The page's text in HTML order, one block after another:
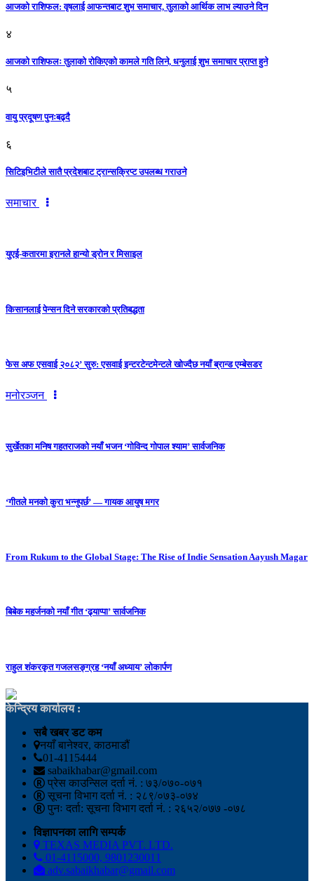
आजकाे राशिफल: वृषलाई आफन्तबाट शुभ समाचार, तुलाकाे आर्थिक लाभ ल्याउने दिन
४
आजको राशिफलः तुलाकाे रोकिएको कामले गति लिने, धनुलाई शुभ समाचार प्राप्त हुने
५
वायु प्रदूषण पुनःबढ्दै
६
सिटिइभिटीले सातै प्रदेशबाट ट्रान्सक्रिप्ट उपलब्ध गराउने
समाचार
युएई-कतारमा इरानले हान्यो ड्रोन र मिसाइल
किसानलाई पेन्सन दिने सरकारको प्रतिबद्धता
फेस अफ एसवाई २०८२’ सुरु: एसवाई इन्टरटेन्टमेन्टले खोज्दैछ नयाँ ब्रान्ड एम्बेसडर
मनोरञ्जन
सुर्खेतका मनिष गहतराजको नयाँ भजन ‘गोविन्द गोपाल श्याम’ सार्वजनिक
‘गीतले मनको कुरा भन्नुपर्छ’ — गायक आयुष मगर
From Rukum to the Global Stage: The Rise of Indie Sensation Aayush Magar
बिबेक महर्जनको नयाँ गीत ‘ढ्याप्पा’ सार्वजनिक
राहुल शंकरकृत गजलसङ्ग्रह ‘नयाँ अध्याय’ लोकार्पण
केन्द्रिय कार्यालय :
सबै खबर डट कम
नयाँ बानेश्वर, काठमाडौं
01-4115444
sabaikhabar@gmail.com
प्रेस काउन्सिल दर्ता नं. : ७३/०७०-०७१
सूचना विभाग दर्ता नं. : २८९/०७३-०७४
पुनः दर्ता: सूचना विभाग दर्ता नं. : २६५२/०७७ -०७८
विज्ञापनका लागि सम्पर्क
TEXAS MEDIA PVT. LTD.
01-4115000, 9801230011
adv.sabaikhabar@gmail.com